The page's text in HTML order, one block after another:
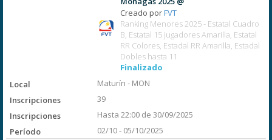
Creado porFVT
Ranking Menores 2025 - Estatal Cuadro
B, Estatal 15 jugadores Amarilla, Estatal
RR Colores, Estadal RR Amarilla, Estadal
Dobles hasta 11
Finalizado
Maturín - MON
39
Hasta 22:00 de 30/09/2025
02/10 - 05/10/2025